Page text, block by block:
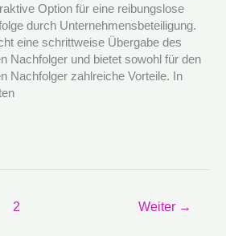
Option für eine reibungslose
durch Unternehmensbeteiligung.
eine schrittweise Übergabe des
Nachfolger und bietet sowohl für den
Nachfolger zahlreiche Vorteile. In
2 Weiter →